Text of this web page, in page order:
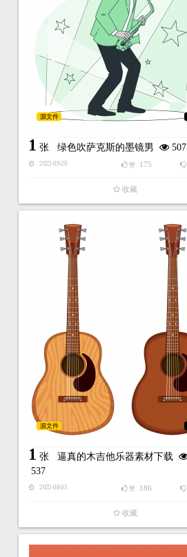
源文件
1 张 绿色吹萨克斯的墨镜男 507
2022-09-20 赞 175
收藏
源文件
1 张 逼真的木吉他乐器素材下载
537
2022-08-05 赞 186
收藏